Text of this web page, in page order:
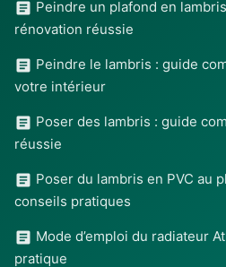
Peindre un plafond en
rénovation réussie
Peindre le lambris : guide
votre intérieur
Poser des lambris : guide
réussie
Poser du lambris en PVC au
conseils pratiques
Mode d’emploi du radiateur
pratique